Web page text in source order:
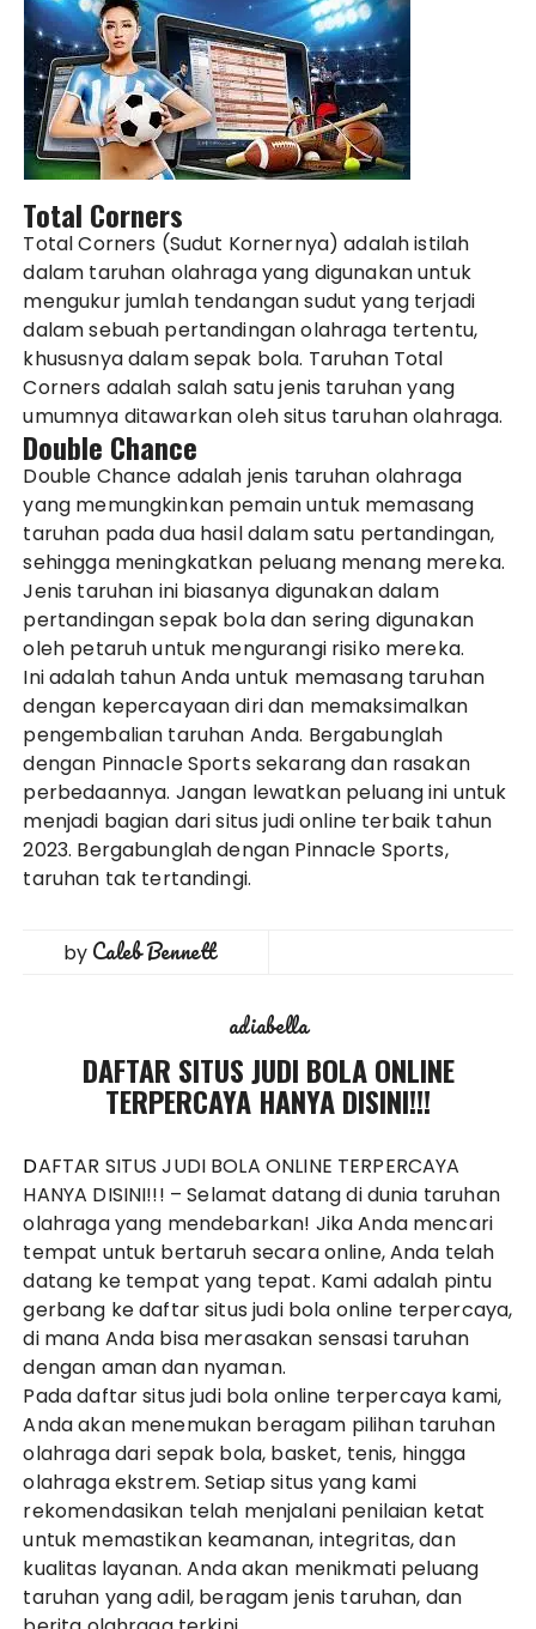
Total Corners
Total Corners (Sudut Kornernya) adalah istilah
dalam taruhan olahraga yang digunakan untuk
mengukur jumlah tendangan sudut yang terjadi
dalam sebuah pertandingan olahraga tertentu,
khususnya dalam sepak bola. Taruhan Total
Corners adalah salah satu jenis taruhan yang
umumnya ditawarkan oleh situs taruhan olahraga.
Double Chance
Double Chance adalah jenis taruhan olahraga
yang memungkinkan pemain untuk memasang
taruhan pada dua hasil dalam satu pertandingan,
sehingga meningkatkan peluang menang mereka.
Jenis taruhan ini biasanya digunakan dalam
pertandingan sepak bola dan sering digunakan
oleh petaruh untuk mengurangi risiko mereka.
Ini adalah tahun Anda untuk memasang taruhan
dengan kepercayaan diri dan memaksimalkan
pengembalian taruhan Anda. Bergabunglah
dengan Pinnacle Sports sekarang dan rasakan
perbedaannya. Jangan lewatkan peluang ini untuk
menjadi bagian dari situs judi online terbaik tahun
2023. Bergabunglah dengan Pinnacle Sports,
taruhan tak tertandingi.
by Caleb Bennett
adiabella
DAFTAR SITUS JUDI BOLA ONLINE
TERPERCAYA HANYA DISINI!!!
DAFTAR SITUS JUDI BOLA ONLINE TERPERCAYA
HANYA DISINI!!! – Selamat datang di dunia taruhan
olahraga yang mendebarkan! Jika Anda mencari
tempat untuk bertaruh secara online, Anda telah
datang ke tempat yang tepat. Kami adalah pintu
gerbang ke daftar situs judi bola online terpercaya,
di mana Anda bisa merasakan sensasi taruhan
dengan aman dan nyaman.
Pada daftar situs judi bola online terpercaya kami,
Anda akan menemukan beragam pilihan taruhan
olahraga dari sepak bola, basket, tenis, hingga
olahraga ekstrem. Setiap situs yang kami
rekomendasikan telah menjalani penilaian ketat
untuk memastikan keamanan, integritas, dan
kualitas layanan. Anda akan menikmati peluang
taruhan yang adil, beragam jenis taruhan, dan